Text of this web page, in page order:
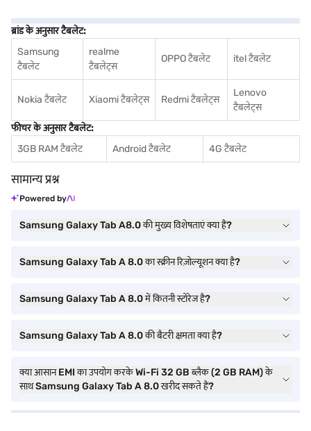
ब्रांड के अनुसार टैबलेट:
Samsung
टैबलेट
realme
टैबलेट्स
OPPO टैबलेट itel टैबलेट
Nokia टैबलेट Xiaomi टैबलेट्स Redmi टैबलेट्स
Lenovo
टैबलेट्स
फीचर के अनुसार टैबलेट:
3GB RAM टैबलेट
Android टैबलेट 4G टैबलेट
सामान्य प्रश्न
Powered by
Samsung Galaxy Tab A8.0 की मुख्य विशेषताएं क्या हैं?
Samsung Galaxy Tab A 8.0 का स्क्रीन रिज़ोल्यूशन क्या है?
Samsung Galaxy Tab A 8.0 में कितनी स्टोरेज है?
Samsung Galaxy Tab A 8.0 की बैटरी क्षमता क्या है?
क्या आसान EMI का उपयोग करके Wi-Fi 32 GB ब्लैक (2 GB RAM) के
साथ Samsung Galaxy Tab A 8.0 खरीद सकते हैं?